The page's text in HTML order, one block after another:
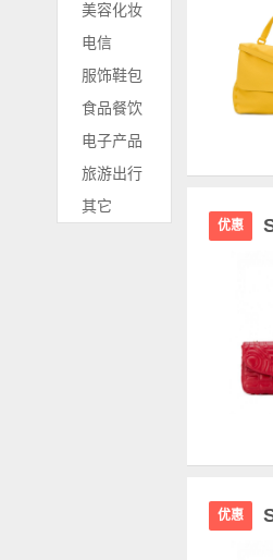
美容化妆
电信
服饰鞋包
食品餐饮
电子产品
旅游出行
其它
优惠
优惠